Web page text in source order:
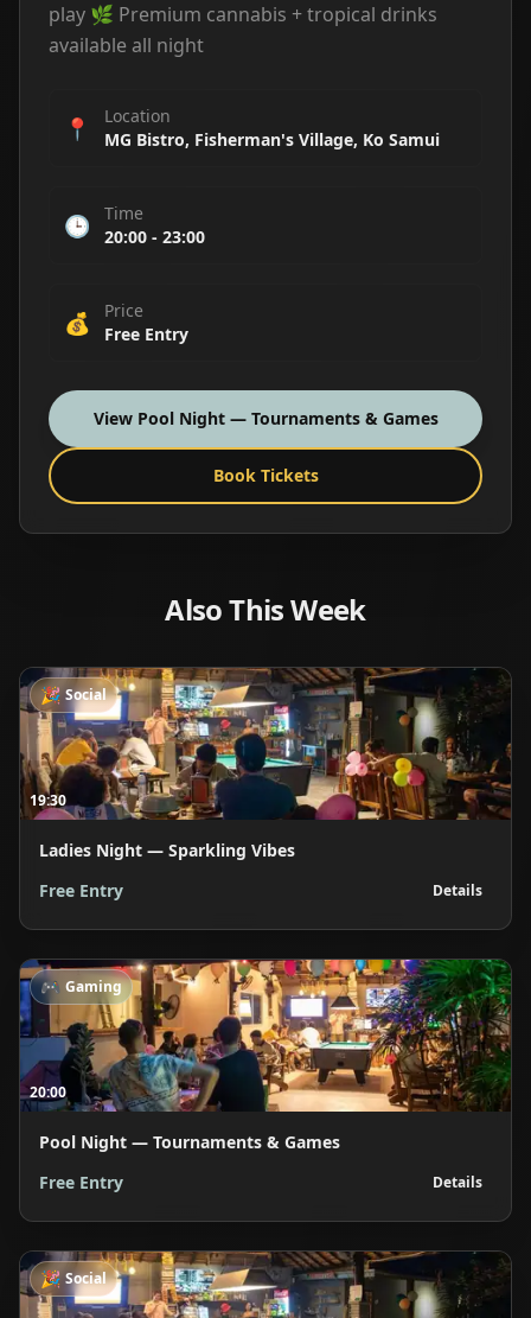
play 🌿 Premium cannabis + tropical drinks
available all night
📍
Location
MG Bistro, Fisherman's Village, Ko Samui
🕒
Time
20:00 - 23:00
💰
Price
Free Entry
View Pool Night — Tournaments & Games
Book Tickets
Also This Week
🎉 Social
19:30
Ladies Night — Sparkling Vibes
Free Entry
Details
🎮 Gaming
20:00
Pool Night — Tournaments & Games
Free Entry
Details
🎉 Social